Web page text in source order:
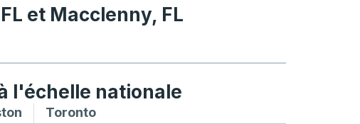
et Macclenny, FL
FL
l'échelle nationale
Montreal
et depuis Chicago
de bus vers et depuis Seattle
Itinéraires de bus vers et depuis Boston
TorontoItinéraires de bus vers et depuis Toronto